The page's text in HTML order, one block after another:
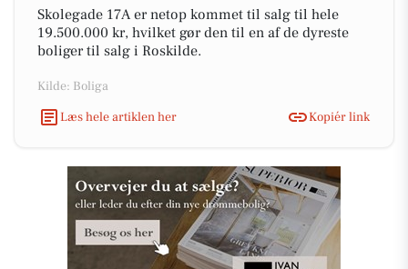
Skolegade 17A er netop kommet til salg til hele
19.500.000 kr, hvilket gør den til en af de dyreste
boliger til salg i Roskilde.
Kilde: Boliga
Læs hele artiklen her
Kopiér link